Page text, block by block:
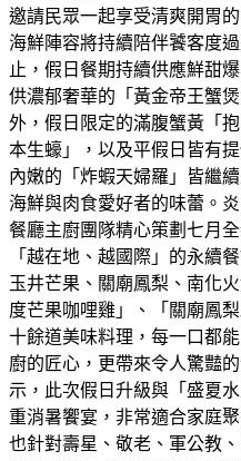
邀請民眾一起享受清爽開胃
海鮮陣容將持續陪伴饕客度
止，假日餐期持續供應鮮甜
供濃郁奢華的「黃金帝王蟹
外，假日限定的滿腹蟹黃「
本生蠔」，以及平假日皆有
內嫩的「炸蝦天婦羅」皆繼
海鮮與肉食愛好者的味蕾。
餐廳主廚團隊精心策劃七月
「越在地、越國際」的永續
玉井芒果、關廟鳳梨、南化
度芒果咖哩雞」、「關廟鳳
十餘道美味料理，每一口都
廚的匠心，更帶來令人驚豔
示，此次假日升級與「盛夏
重消暑饗宴，非常適合家庭
也針對壽星、敬老、軍公教